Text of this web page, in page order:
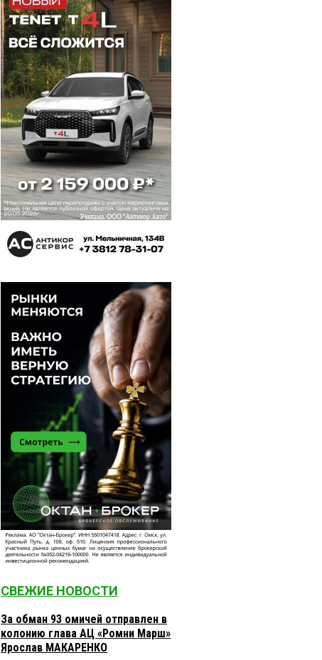
СВЕЖИЕ НОВОСТИ
За обман 93 омичей отправлен в
колонию глава АЦ «Ромни Марш»
Ярослав МАКАРЕНКО